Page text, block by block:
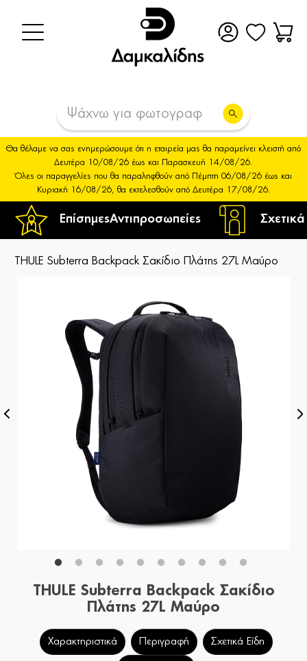
ΕπίσημεςΑντιπροσωπείες
Θα θέλαμε να σας ενημερώσουμε ότι η εταιρεία μας θα παραμείνει κλειστή από
Δευτέρα 10/08/26 έως και Παρασκευή 14/08/26.
Όλες οι παραγγελίες που θα παραληφθούν από Πέμπτη 06/08/26 έως και
Κυριακή 16/08/26, θα εκτελεσθούν από Δευτέρα 17/08/26.
THULE Subterra Backpack Σακίδιο Πλάτης 27L Μαύρο
THULE Subterra Backpack Σακίδιο
Πλάτης 27L Μαύρο
Χαρακτηριστικά Περιγραφή Σχετικά Είδη